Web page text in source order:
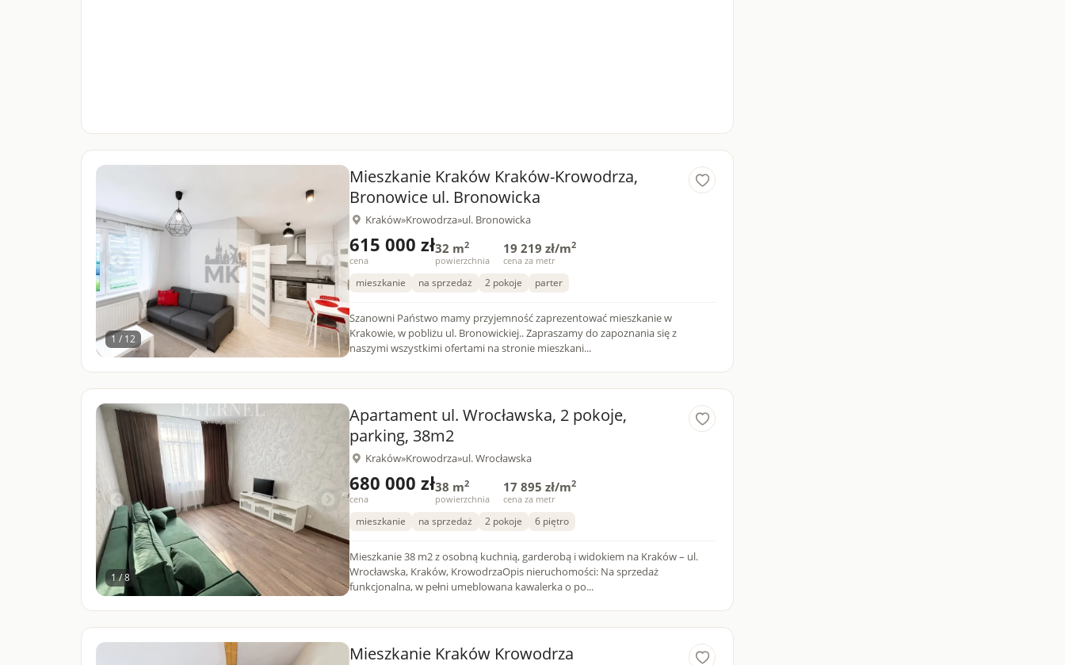
1 / 12
Mieszkanie Kraków Kraków-Krowodrza,
Bronowice ul. Bronowicka
Kraków»Krowodrza»ul. Bronowicka
615 000 zł
cena
32 m2
powierzchnia
19 219 zł/m2
cena za metr
mieszkanie na sprzedaż 2 pokoje parter
Szanowni Państwo mamy przyjemność zaprezentować mieszkanie w
Krakowie, w pobliżu ul. Bronowickiej.. Zapraszamy do zapoznania się z
naszymi wszystkimi ofertami na stronie mieszkani...
1 / 8
Apartament ul. Wrocławska, 2 pokoje,
parking, 38m2
Kraków»Krowodrza»ul. Wrocławska
680 000 zł
cena
38 m2
powierzchnia
17 895 zł/m2
cena za metr
mieszkanie na sprzedaż 2 pokoje 6 piętro
Mieszkanie 38 m2 z osobną kuchnią, garderobą i widokiem na Kraków – ul.
Wrocławska, Kraków, KrowodrzaOpis nieruchomości: Na sprzedaż
funkcjonalna, w pełni umeblowana kawalerka o po...
Mieszkanie Kraków Krowodrza